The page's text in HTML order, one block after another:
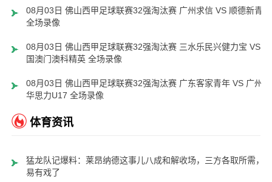
08月03日 佛山西甲足球联赛32强淘汰赛 广州求信 VS 顺德新青年
全场录像
08月03日 佛山西甲足球联赛32强淘汰赛 三水乐民兴健力宝 VS 中
国澳门澳科精英 全场录像
08月03日 佛山西甲足球联赛32强淘汰赛 广东客家青年 VS 广州英
华思力U17 全场录像
体育资讯
猛龙队记爆料：莱昂纳德这事儿八成和解收场，三方各取所需，交
易有戏了